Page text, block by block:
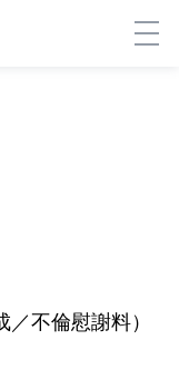
不倫慰謝料）